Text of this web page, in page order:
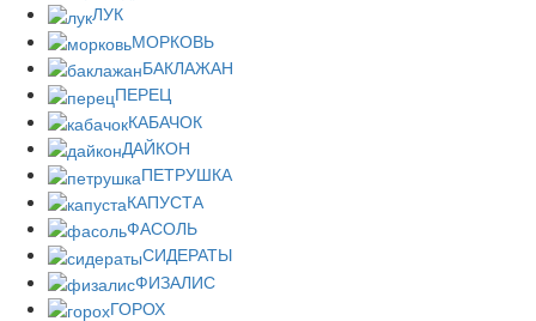
ЛУК
МОРКОВЬ
БАКЛАЖАН
ПЕРЕЦ
КАБАЧОК
ДАЙКОН
ПЕТРУШКА
КАПУСТА
ФАСОЛЬ
СИДЕРАТЫ
ФИЗАЛИС
ГОРОХ